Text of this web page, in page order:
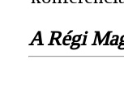
A Régi